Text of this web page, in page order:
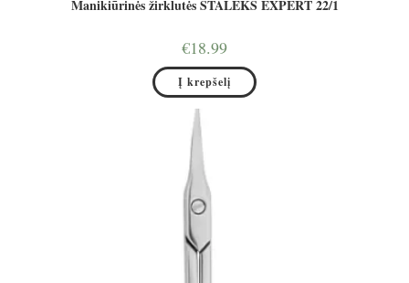
Manikiūrinės žirklutės STALEKS EXPERT 22/1
€18.99
Į krepšelį